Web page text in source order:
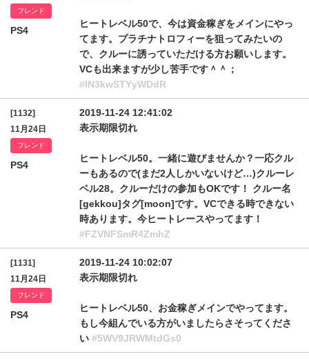
フレンド
PS4
ヒートレベル50で、今は資金稼ぎをメインにやっ
てます。プラチナトロフィーを狙ってみたいの
で、クルーに誘っていただける方お願いします。
VCも出来ますが少し苦手です＾＾；
#lN3kwSTYyWDdR
[1132]
11月24日
フレンド
PS4
2019-11-24 12:41:02
表示期限切れ
ヒートレベル50。一緒に遊びませんか？一応クル
ーもあるので(まだ2人しかいないけど…)クルーレ
ベル28。クルーだけの参加もOKです！ クルー名
[gekkou]タグ[moon]です。VCできる時できない
時あります。今ヒートレースやってます！
#FZVNFSmR4ZmhZ
[1131]
11月24日
フレンド
PS4
2019-11-24 10:02:07
表示期限切れ
ヒートレベル50、お金稼ぎメインでやってます。
もし今組んでいる方がいましたらさそってくださ
い #5WV9JRWMtdGs0